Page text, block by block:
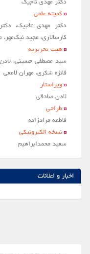
اطلاعات نشریه
درباره نشریه
اخبار و اعلانات
تماس با ما
دکتر مهدی تاجیک
کمیته علمی
دکتر مهدی تاجیک،
کارسالاری، مجید
هیت تحریریه
سید مصطفی حسینی، لادن
فائزه شکری، مهران لامعی
ویراستار
لادن صادقي
طراحی
فاطمه مرادزاده
نسخه الکترونیکی
سعيد محمدابراهيم
اخبار و اعلانات